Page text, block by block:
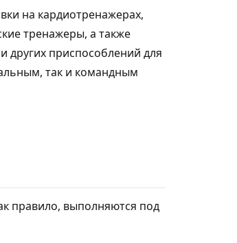
на кардиотренажерах,
тренажеры, а также
других приспособлений для
так и командным
правило, выполняются под